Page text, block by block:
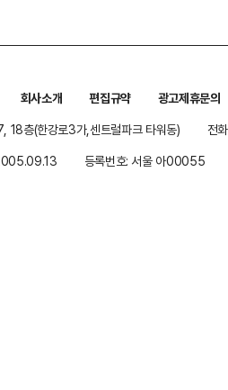
회사소개 편집규약
광고제휴문의
18층(한강로3가,센트럴파크 타워동)
전
등록번호: 서울 아00055